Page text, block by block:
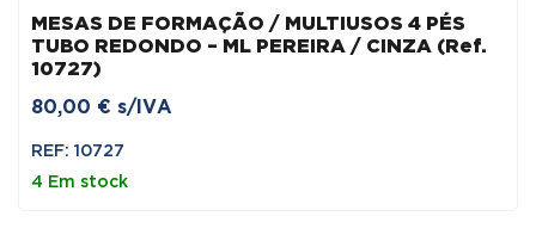
MESAS DE FORMAÇÃO / MULTIUSOS 4 PÉS
TUBO REDONDO – ML PEREIRA / CINZA (Ref.
10727)
80,00 € s/IVA
REF: 10727
4 Em stock